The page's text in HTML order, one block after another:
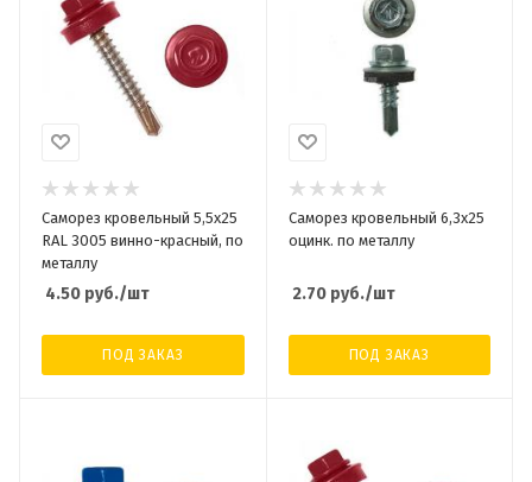
Саморез кровельный 5,5x25
RAL 3005 винно-красный, по
металлу
4.50 руб./шт
ПОД ЗАКАЗ
Саморез кровельный 6,3x25
оцинк. по металлу
2.70руб./шт
ПОД ЗАКАЗ